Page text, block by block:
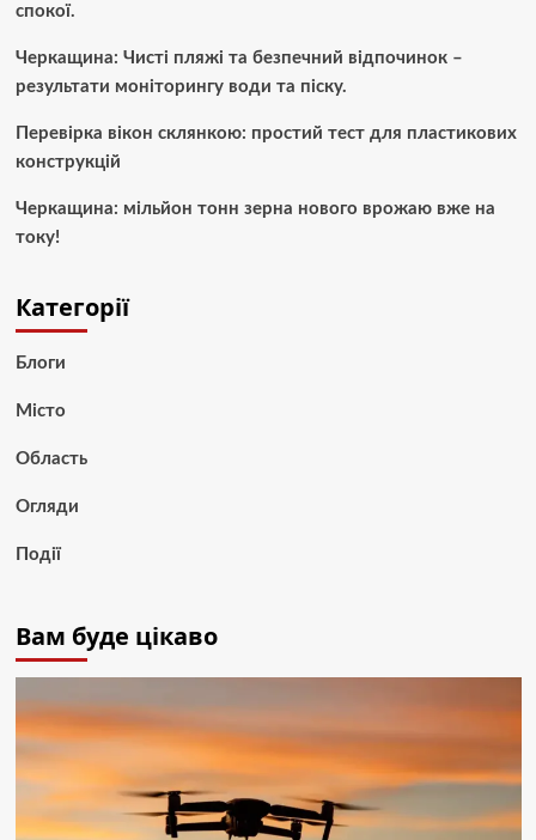
спокої.
Черкащина: Чисті пляжі та безпечний відпочинок –
результати моніторингу води та піску.
Перевірка вікон склянкою: простий тест для пластикових
конструкцій
Черкащина: мільйон тонн зерна нового врожаю вже на
току!
Категорії
Блоги
Місто
Область
Огляди
Події
Вам буде цікаво